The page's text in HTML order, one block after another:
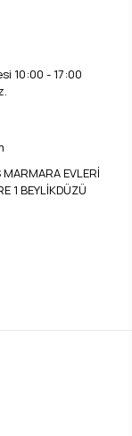
10:00 - 17:00
EVLERİ
1 BEYLİKDÜZÜ